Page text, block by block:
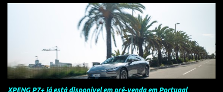
XPENG P7+ já está disponível em pré-venda em Portugal